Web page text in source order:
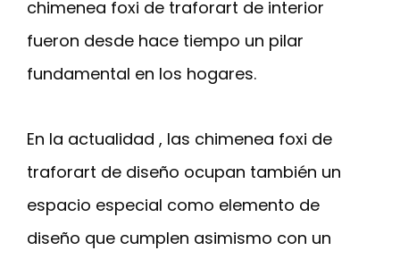
chimenea foxi de traforart de interior
fueron desde hace tiempo un pilar
fundamental en los hogares.
En la actualidad , las chimenea foxi de
traforart de diseño ocupan también un
espacio especial como elemento de
diseño que cumplen asimismo con un